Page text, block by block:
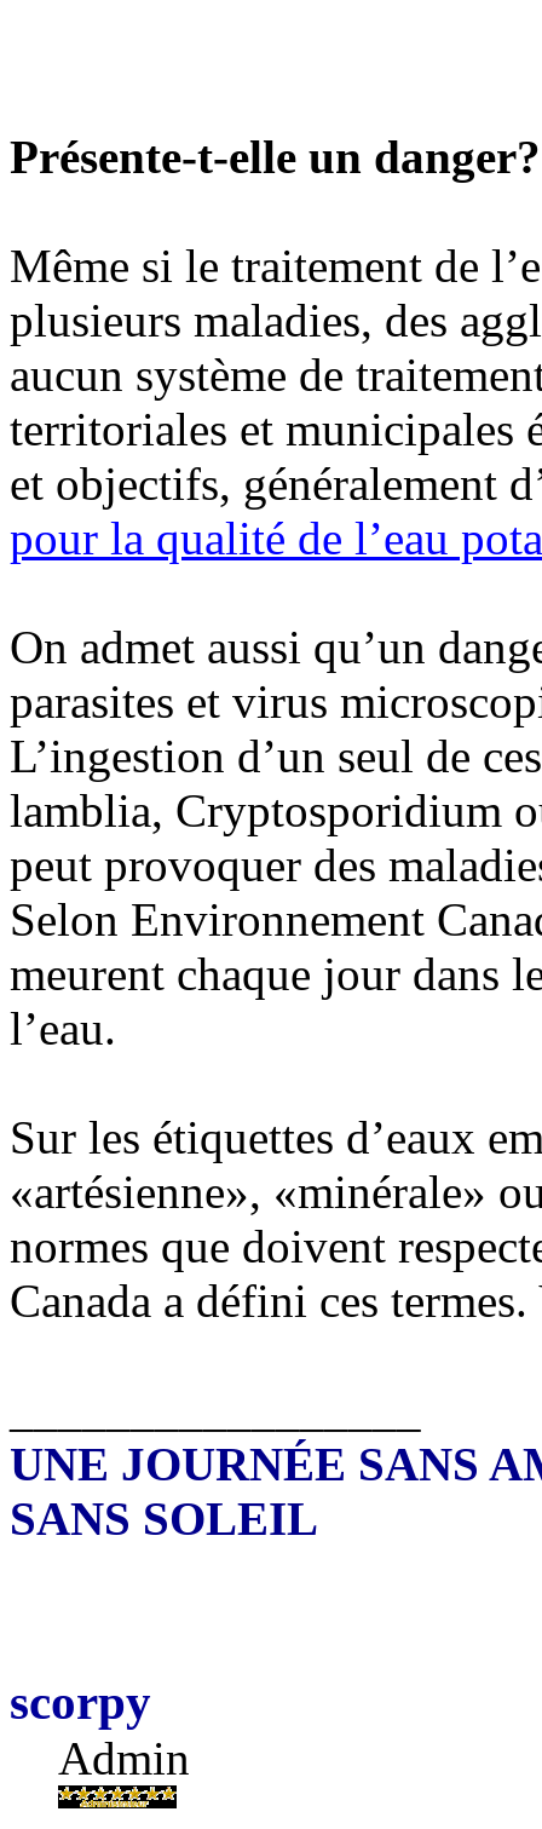
Présente-t-elle un danger?
Même si le traitement de
plusieurs maladies, des
aucun système de
territoriales et municipales
et objectifs, généralement
pour la qualité de l’eau
On admet aussi qu’un
parasites et virus
L’ingestion d’un seul de
lamblia, Cryptosporidium
peut provoquer des
Selon Environnement
meurent chaque jour dans
l’eau.
Sur les étiquettes d’eaux
«artésienne», «minérale»
normes que doivent
Canada a défini ces
UNE JOURNÉE SANS
SANS SOLEIL
scorpy
Admin